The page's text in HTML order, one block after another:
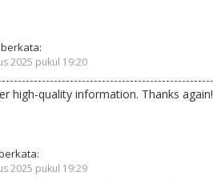
berkata:
2025 pukul 19:20
high-quality information. Thanks again!
2025 pukul 19:29